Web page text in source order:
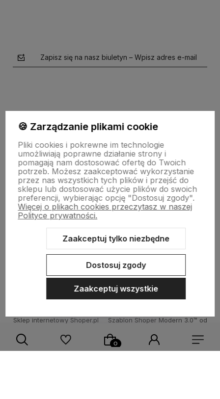
Zapisz się na nasz biuletyn – Wpisz adres e-mail
polityce prywatności
SKLEPOWY NIEZBĘDNIK
BAZA WIEDZY
Sklep internetowy Shoper.pl Szablon Shoper Modern 3.0™ od
🍪 Zarządzanie plikami cookie
Pliki cookies i pokrewne im technologie
umożliwiają poprawne działanie strony i
pomagają nam dostosować ofertę do Twoich
potrzeb. Możesz zaakceptować wykorzystanie
przez nas wszystkich tych plików i przejść do
sklepu lub dostosować użycie plików do swoich
preferencji, wybierając opcję "Dostosuj zgody".
Więcej o plikach cookies przeczytasz w naszej
Polityce prywatności.
Zaakceptuj tylko niezbędne
Dostosuj zgody
Zaakceptuj wszystkie